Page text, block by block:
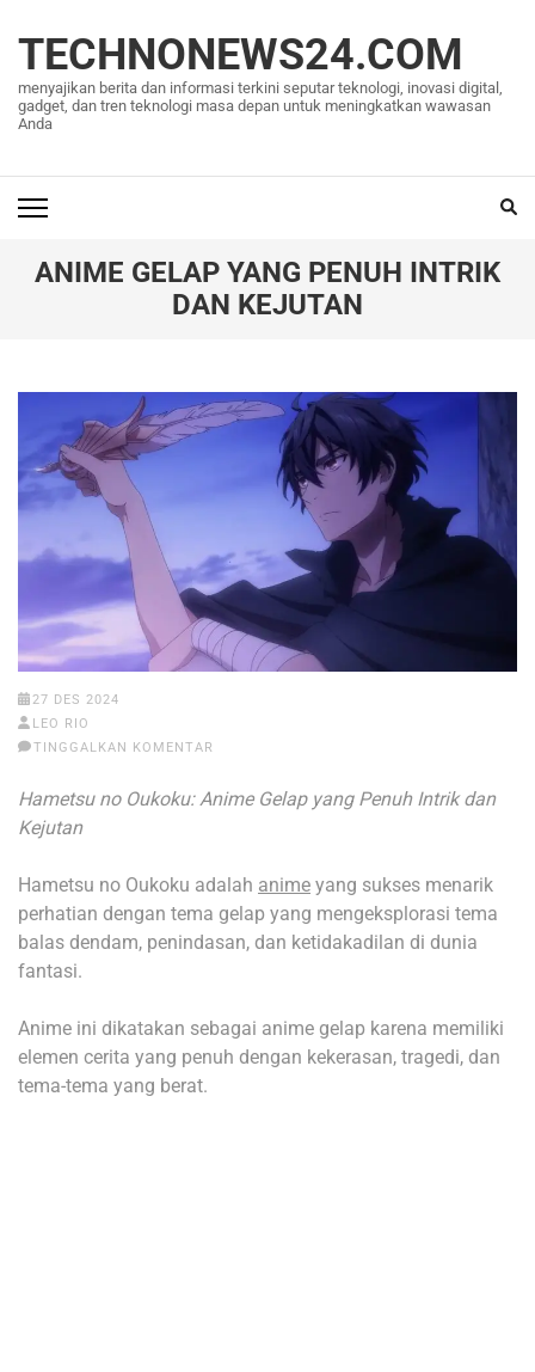
konten
(Tekan
Enter)
TECHNONEWS24.COM
menyajikan berita dan informasi terkini seputar teknologi, inovasi digital,
gadget, dan tren teknologi masa depan untuk meningkatkan wawasan
Anda
ANIME GELAP YANG PENUH INTRIK
DAN KEJUTAN
27 DES 2024
LEO RIO
TINGGALKAN KOMENTAR
Hametsu no Oukoku: Anime Gelap yang Penuh Intrik dan
Kejutan
Hametsu no Oukoku adalah anime yang sukses menarik
perhatian dengan tema gelap yang mengeksplorasi tema
balas dendam, penindasan, dan ketidakadilan di dunia
fantasi.
Anime ini dikatakan sebagai anime gelap karena memiliki
elemen cerita yang penuh dengan kekerasan, tragedi, dan
tema-tema yang berat.